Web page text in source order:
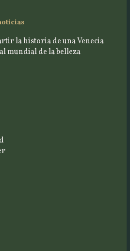
la historia de una Venecia
mundial de la belleza